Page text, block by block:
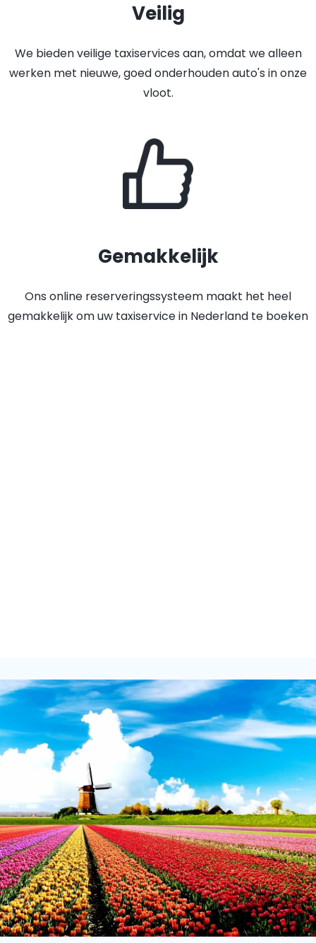
Veilig
We bieden veilige taxiservices aan, omdat we alleen
werken met nieuwe, goed onderhouden auto's in onze
vloot.
Gemakkelijk
Ons online reserveringssysteem maakt het heel
gemakkelijk om uw taxiservice in Nederland te boeken